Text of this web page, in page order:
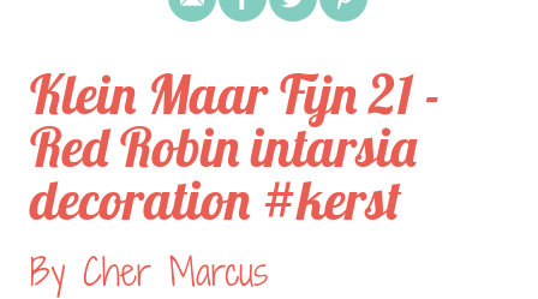
Klein Maar Fijn 21 -
Red Robin intarsia
decoration #kerst
By Cher Marcus